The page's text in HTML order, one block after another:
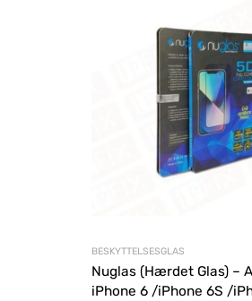
BESKYTTELSESGLAS
Nuglas (Hærdet Glas) –
iPhone 6 /iPhone 6S /